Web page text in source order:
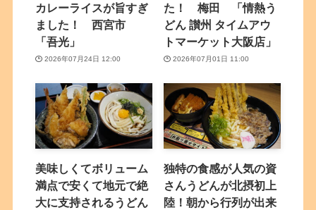
カレーライスが旨すぎ
ました！ 西宮市
「吾光」
2026年07月24日 12:00
た！ 梅田 「情熱う
どん 讃州 タイムアウ
トマーケット大阪店」
2026年07月01日 11:00
美味しくてボリューム
満点で安くて地元で絶
大に支持されるうどん
独特の食感が人気の資
さんうどんが北摂初上
陸！朝から行列が出来